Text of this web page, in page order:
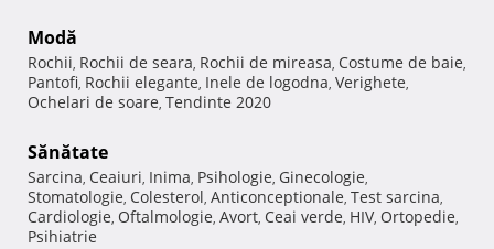
Modă
Rochii, Rochii de seara, Rochii de mireasa, Costume de baie,
Pantofi, Rochii elegante, Inele de logodna, Verighete,
Ochelari de soare, Tendinte 2020
Sănătate
Sarcina, Ceaiuri, Inima, Psihologie, Ginecologie,
Stomatologie, Colesterol, Anticonceptionale, Test sarcina,
Cardiologie, Oftalmologie, Avort, Ceai verde, HIV, Ortopedie,
Psihiatrie